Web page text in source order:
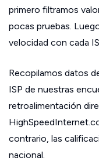
primero filtramos
pocas pruebas.
velocidad con cada
Recopilamos datos
ISP de nuestras
retroalimentación
contrario, las
nacional.